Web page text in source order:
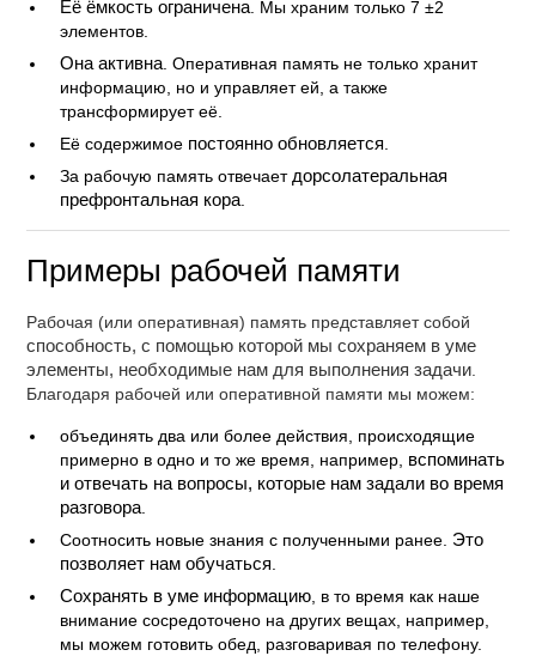
Её ёмкость ограничена. Мы храним только 7 ±2
элементов.
Она активна. Оперативная память не только хранит
информацию, но и управляет ей, а также
трансформирует её.
Её содержимое постоянно обновляется.
За рабочую память отвечаетдорсолатеральная
префронтальная кора.
Примеры рабочей памяти
Рабочая (или оперативная) память представляет собой
способность, с помощью которой мы сохраняем в уме
элементы, необходимые нам для выполнения задачи.
Благодаря рабочей или оперативной памяти мы можем:
объединять два или более действия, происходящие
примерно в одно и то же время, например, вспоминать
и отвечать на вопросы, которые нам задали во время
разговора.
Соотносить новые знания с полученными ранее. Это
позволяет нам обучаться.
Сохранять в уме информацию, в то время как наше
внимание сосредоточено на других вещах, например,
мы можем готовить обед, разговаривая по телефону.